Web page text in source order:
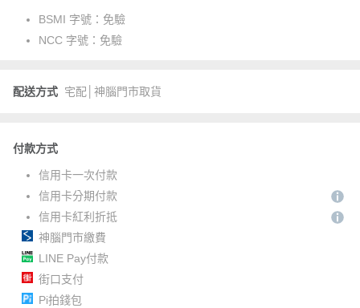
BSMI 字號： 免驗
NCC 字號： 免驗
配送方式 宅配│神腦門市取貨
付款方式
信用卡一次付款
信用卡分期付款
信用卡紅利折抵
神腦門市繳費
LINE Pay付款
街口支付
Pi拍錢包